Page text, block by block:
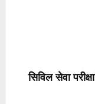
सिविल सेवा